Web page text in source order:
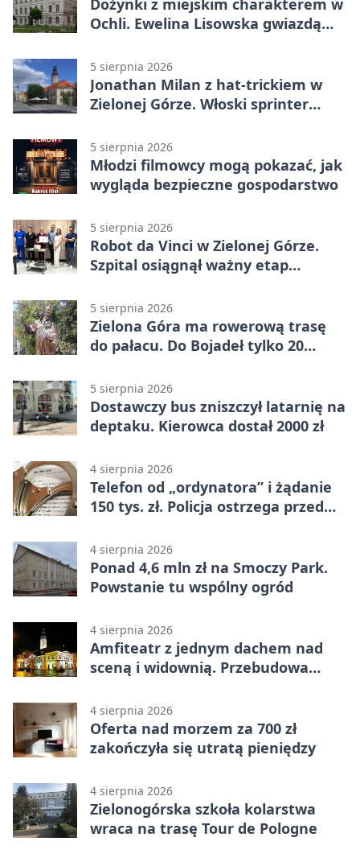
Ochli. Ewelina Lisowska gwiazdą
5 sierpnia 2026
Jonathan Milan z hat-trickiem w
Zielonej Górze. Włoski sprinter
5 sierpnia 2026
Młodzi filmowcy mogą pokazać, jak
wygląda bezpieczne gospodarstwo
5 sierpnia 2026
Robot da Vinci w Zielonej Górze.
Szpital osiągnął ważny etap
5 sierpnia 2026
Zielona Góra ma rowerową trasę
do pałacu. Do Bojadeł tylko 20
5 sierpnia 2026
Dostawczy bus zniszczył latarnię na
deptaku. Kierowca dostał 2000 zł
4 sierpnia 2026
Telefon od „ordynatora” i żądanie
150 tys. zł. Policja ostrzega przed
4 sierpnia 2026
Ponad 4,6 mln zł na Smoczy Park.
Powstanie tu wspólny ogród
4 sierpnia 2026
Amfiteatr z jednym dachem nad
sceną i widownią. Przebudowa
4 sierpnia 2026
Oferta nad morzem za 700 zł
zakończyła się utratą pieniędzy
4 sierpnia 2026
Zielonogórska szkoła kolarstwa
wraca na trasę Tour de Pologne